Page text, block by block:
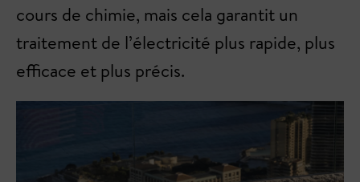
cours de chimie, mais cela garantit un
traitement de l’électricité plus rapide, plus
efficace et plus précis.